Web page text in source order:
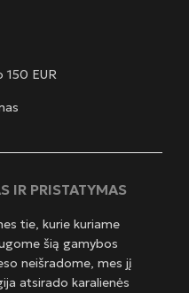
150 EUR
IR PRISTATYMAS
tie, kurie kuriame
šią gamybos
neišradome, mes jį
atsirado karalienės